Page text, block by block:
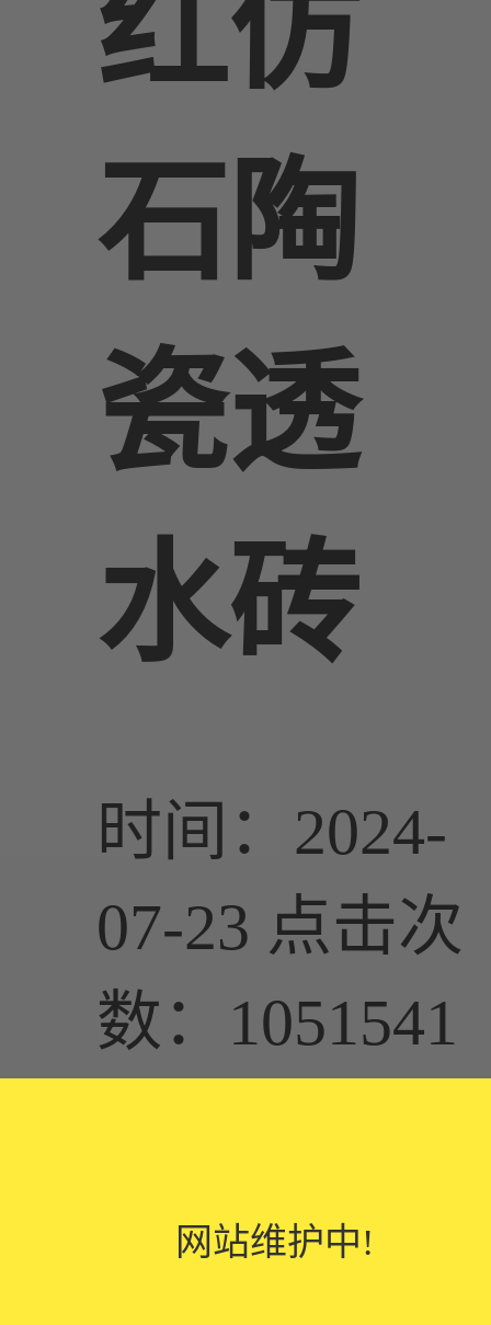
网站维护中!
红仿
石陶
瓷透
水砖
时间：2024-
07-23 点击次
数：1051541
http://
网站维护中!
网站维护中!